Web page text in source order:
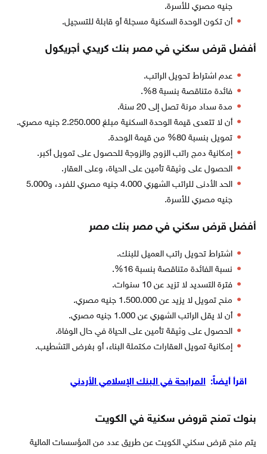
جنيه مصري للأسرة.
أن تكون الوحدة السكنية مسجلة أو قابلة للتسجيل.
أفضل قرض سكني في مصر بنك كريدي أجريكول
عدم اشتراط تحويل الراتب.
فائدة متناقصة بنسبة 8%.
مدة سداد مرنة تصل إلى 20 سنة.
أن لا تتعدى قيمة الوحدة السكنية مبلغ 2.250.000 جنيه مصري.
تمويل بنسبة 80% من قيمة الوحدة.
إمكانية دمج راتب الزوج والزوجة للحصول على تمويل أكبر.
الحصول على وثيقة تأمين على الحياة، وعلى العقار.
الحد الأدنى للراتب الشهري 4.000 جنيه مصري للفرد، و5.000
جنيه مصري للأسرة.
أفضل قرض سكني في مصر بنك مصر
اشتراط تحويل راتب العميل للبنك.
نسبة الفائدة متناقصة بنسبة 16%.
فترة التسديد لا تزيد عن 10 سنوات.
منح تمويل لا يزيد عن 1.500.000 جنيه مصري.
أن لا يقل الراتب الشهري عن 1.000 جنيه مصري.
الحصول على وثيقة تأمين على الحياة في حال الوفاة.
إمكانية تمويل العقارات مكتملة البناء، أو بغرض التشطيب.
اقرأ أيضاً: المرابحة في البنك الإسلامي الأردني
بنوك تمنح قروض سكنية في الكويت
يتم منح قرض سكني الكويت عن طريق عدد من المؤسسات المالية